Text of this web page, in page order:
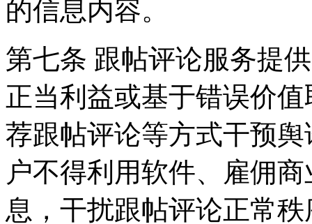
的信息内容。
第七条 跟帖评论服务提
正当利益或基于错误价
荐跟帖评论等方式干预
户不得利用软件、雇佣
息，干扰跟帖评论正常